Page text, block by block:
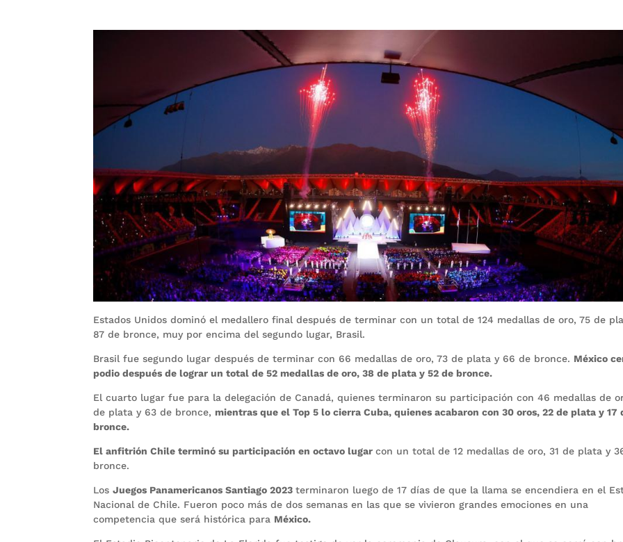
Estados Unidos dominó el medallero final después de terminar con un total de 124 medallas de oro, 75 de
87 de bronce, muy por encima del segundo lugar, Brasil.
Brasil fue segundo lugar después de terminar con 66 medallas de oro, 73 de plata y 66 de bronce. México
podio después de lograr un total de 52 medallas de oro, 38 de plata y 52 de bronce.
El cuarto lugar fue para la delegación de Canadá, quienes terminaron su participación con 46 medallas de
de plata y 63 de bronce, mientras que el Top 5 lo cierra Cuba, quienes acabaron con 30 oros, 22 de plata y 17
bronce.
El anfitrión Chile terminó su participación en octavo lugarcon un total de 12 medallas de oro, 31 de plata y
bronce.
LosJuegos Panamericanos Santiago 2023terminaron luego de 17 días de que la llama se encendiera en el
Nacional de Chile. Fueron poco más de dos semanas en las que se vivieron grandes emociones en una
competencia que será histórica para México.